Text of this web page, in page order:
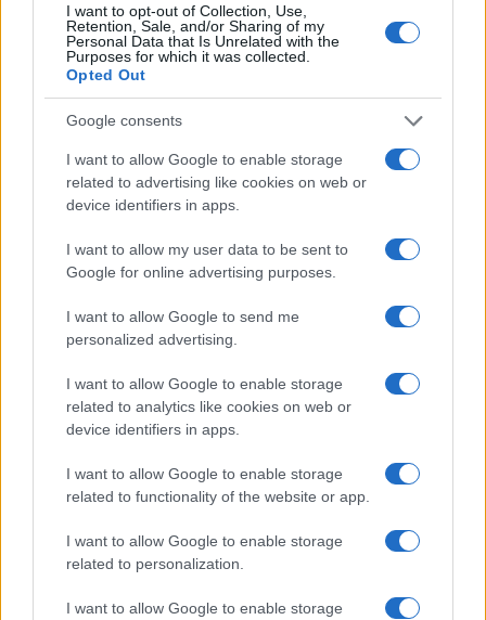
I want to opt-out of Collection, Use,
Retention, Sale, and/or Sharing of my
Personal Data that Is Unrelated with the
Purposes for which it was collected.
Opted Out
Google consents
I want to allow Google to enable storage
related to advertising like cookies on web or
device identifiers in apps.
I want to allow my user data to be sent to
Google for online advertising purposes.
I want to allow Google to send me
personalized advertising.
I want to allow Google to enable storage
related to analytics like cookies on web or
device identifiers in apps.
I want to allow Google to enable storage
related to functionality of the website or app.
I want to allow Google to enable storage
related to personalization.
I want to allow Google to enable storage
Cómo se estructuran los planes de I+D y
Los planes regionales de ciencia y tecnología son…
CIENCIA Y TECNOLOGÍA
Un hombre compra el primer mensaje